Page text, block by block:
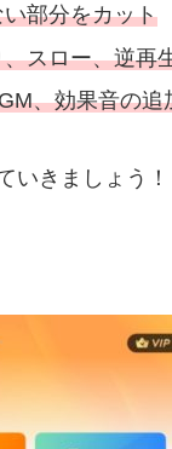
部分をカット
スロー、逆再
、効果音の追
いきましょう！